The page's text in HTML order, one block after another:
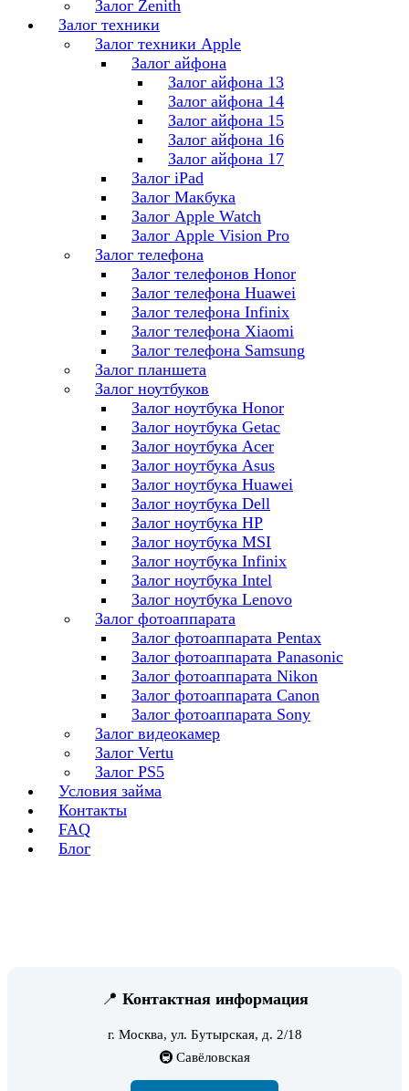
Залог Zenith
Залог техники
Залог техники Apple
Залог айфона
Залог айфона 13
Залог айфона 14
Залог айфона 15
Залог айфона 16
Залог айфона 17
Залог iPad
Залог Макбука
Залог Apple Watch
Залог Apple Vision Pro
Залог телефона
Залог телефонов Honor
Залог телефона Huawei
Залог телефона Infinix
Залог телефона Xiaomi
Залог телефона Samsung
Залог планшета
Залог ноутбуков
Залог ноутбука Honor
Залог ноутбука Getac
Залог ноутбука Acer
Залог ноутбука Asus
Залог ноутбука Huawei
Залог ноутбука Dell
Залог ноутбука HP
Залог ноутбука MSI
Залог ноутбука Infinix
Залог ноутбука Intel
Залог ноутбука Lenovo
Залог фотоаппарата
Залог фотоаппарата Pentax
Залог фотоаппарата Panasonic
Залог фотоаппарата Nikon
Залог фотоаппарата Canon
Залог фотоаппарата Sony
Залог видеокамер
Залог Vertu
Залог PS5
Условия займа
Контакты
FAQ
Блог
📍 Контактная информация
г. Москва, ул. Бутырская, д. 2/18
🚇 Савёловская